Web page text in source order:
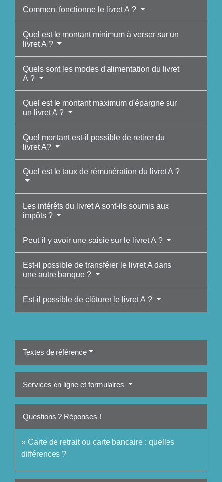
Comment fonctionne le livret A ?
Quel est le montant minimum à verser sur un
livret A ?
Quels sont les modes d'alimentation du livret
A ?
Quel est le montant maximum d'épargne sur
un livret A ?
Quel montant est-il possible de retirer du
livret A?
Quel est le taux de rémunération du livret A ?
Les intérêts du livret A sont-ils soumis aux
impôts ?
Peut-il y avoir une saisie sur le livret A ?
Est-il possible de transférer le livret A dans
une autre banque ?
Est-il possible de clôturer le livret A ?
Textes de référence
Services en ligne et formulaires
Questions ? Réponses !
Carte de retrait ou carte bancaire : quelles
différences ?